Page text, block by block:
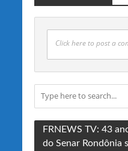
Click here to post a
FRNEWS TV: 43
do Senar Rondônia